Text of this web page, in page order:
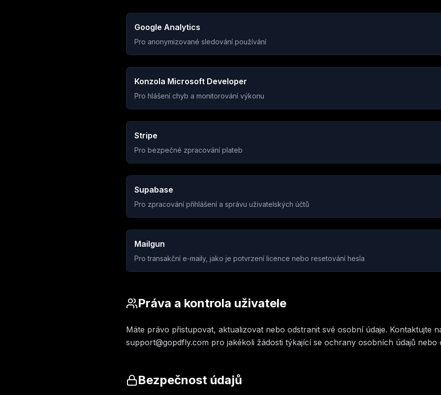
Google Analytics
Pro anonymizované sledování používání
Konzola Microsoft Developer
Pro hlášení chyb a monitorování výkonu
Stripe
Pro bezpečné zpracování plateb
Supabase
Pro zpracování přihlášení a správu uživatelských účtů
Mailgun
Pro transakční e-maily, jako je potvrzení licence nebo resetování hesla
Práva a kontrola uživatele
Máte právo přistupovat, aktualizovat nebo odstranit své osobní údaje. Kontaktujte
support@gopdfly.com pro jakékoli žádosti týkající se ochrany osobních údajů nebo
Bezpečnost údajů